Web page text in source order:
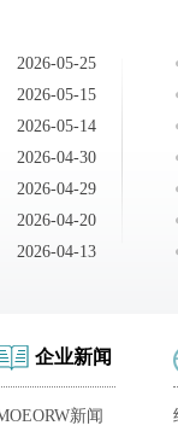
2026-05-25
2026-05-15
2026-05-14
2026-04-30
2026-04-29
2026-04-20
2026-04-13
企业新闻
新闻